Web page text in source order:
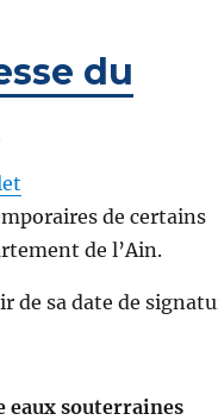
du
de certains
de l’Ain.
de sa date de
eaux souterraines